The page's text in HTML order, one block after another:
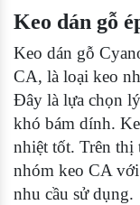
Keo dán gỗ
Keo dán gỗ
CA, là loại keo
Đây là lựa chọn
khó bám dính.
nhiệt tốt. Trên thị
nhóm keo CA
nhu cầu sử dụng.